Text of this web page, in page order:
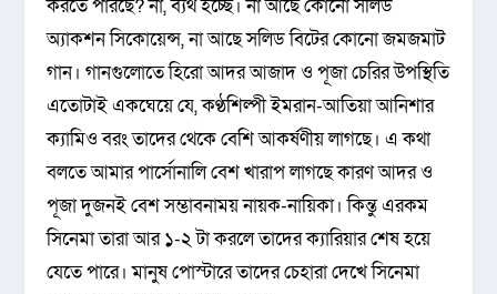
করতে পারছে? না, ব্যর্থ হচ্ছে। না আছে কোনো সলিড
অ্যাকশন সিকোয়েন্স, না আছে সলিড বিটের কোনো জমজমাট
গান। গানগুলোতে হিরো আদর আজাদ ও পূজা চেরির উপস্থিতি
এতোটাই একঘেয়ে যে, কণ্ঠশিল্পী ইমরান-আতিয়া আনিশার
ক্যামিও বরং তাদের থেকে বেশি আকর্ষণীয় লাগছে। এ কথা
বলতে আমার পার্সোনালি বেশ খারাপ লাগছে কারণ আদর ও
পূজা দুজনই বেশ সম্ভাবনাময় নায়ক-নায়িকা। কিন্তু এরকম
সিনেমা তারা আর ১-২ টা করলে তাদের ক্যারিয়ার শেষ হয়ে
যেতে পারে। মানুষ পোস্টারে তাদের চেহারা দেখে সিনেমা